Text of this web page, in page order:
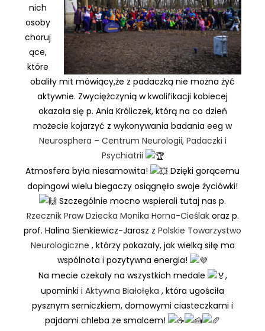
nich
osoby
choruj
ące,
które
obaliły mit mówiący,że z padaczką nie można żyć
aktywnie. Zwyciężczynią w kwalifikacji kobiecej
okazała się p. Ania Króliczek, którą na co dzień
możecie kojarzyć z wykonywania badania eeg w
Neurosphera – Centrum Neurologii, Padaczki i
Psychiatrii
Atmosfera była niesamowita!
Dzięki gorącemu
dopingowi wielu biegaczy osiągnęło swoje życiówki!
Szczególnie mocno wspierali tutaj nas p.
Rzecznik Praw Dziecka Monika Horna-Cieślakoraz p.
prof. Halina Sienkiewicz-Jarosz z Polskie Towarzystwo
Neurologiczne , którzy pokazały, jak wielką siłę ma
wspólnota i pozytywna energia!
Na mecie czekały na wszystkich medale
,
upominki i Aktywna Białołęka , która ugościła
pysznym serniczkiem, domowymi ciasteczkami i
pajdami chleba ze smalcem!